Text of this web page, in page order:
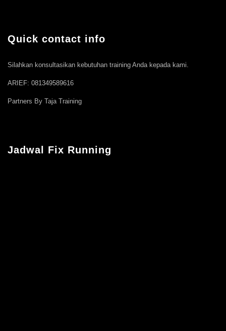
Quick contact info
Silahkan konsultasikan kebutuhan training Anda kepada kami.
ARIEF: 081349589616
Partners By Taja Training
Jadwal Fix Running